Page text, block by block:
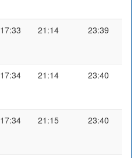
17:33 21:14 23:39
17:34 21:14 23:40
17:34 21:15 23:40